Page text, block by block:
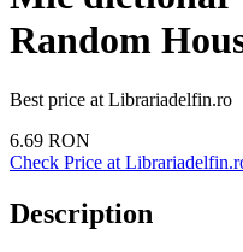
Random
Best price at Librariadelfin.ro
6.69 RON
Check Price at
Description